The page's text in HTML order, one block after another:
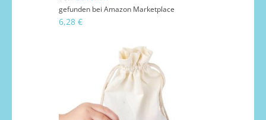
gefunden bei Amazon Marketplace
6,28 €